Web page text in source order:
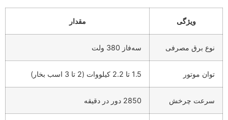
ویژگی مقدار
نوع برق مصرفی سه‌فاز 380 ولت
توان موتور 1.5 تا 2.2 کیلووات (2 تا 3 اسب بخار)
سرعت چرخش 2850 دور در دقیقه